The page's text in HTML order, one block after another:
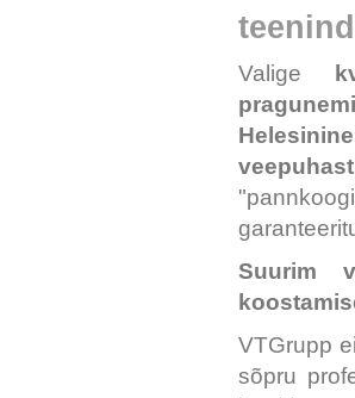
Valige
Suurim
VTGrupp
sõpru